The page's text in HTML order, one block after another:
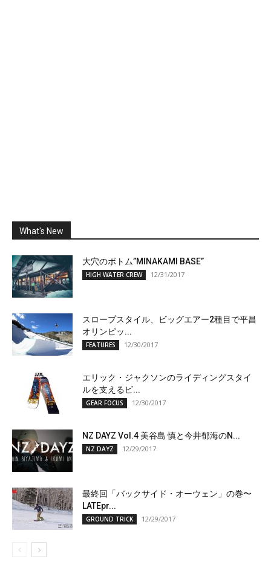
What's New
大穴のボトム”MINAKAMI BASE”
HIGH WATER CREW 12/31/2017
スロープスタイル、ビッグエアー2種目で平昌
オリンピッ...
FEATURES 12/30/2017
エリック・ジャクソンのライディングスタイ
ルを支えるビ...
GEAR FOCUS 12/30/2017
NZ DAYZ Vol.4 美谷島 慎と今井郁海のN...
NZ DAYZ 12/29/2017
最終回「バックサイド・オーウェン」の巻〜
LATEpr...
GROUND TRICK 12/29/2017